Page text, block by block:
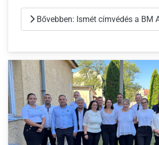
Bővebben: Ismét címvédés a BM